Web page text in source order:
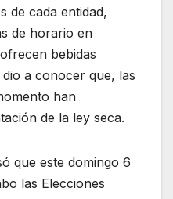
de cada entidad,
de horario en
bebidas
a conocer que, las
han
de la ley seca.
que este domingo 6
las Elecciones